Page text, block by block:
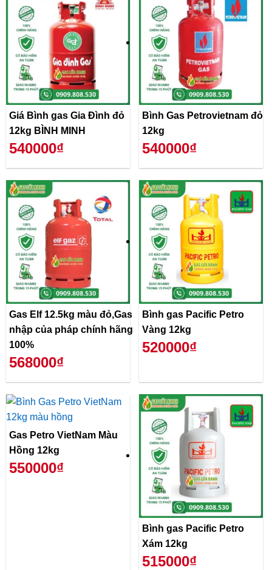
Giá Bình gas Gia Đình đỏ
12kg BÌNH MINH
540000₫
Bình Gas Petrovietnam đỏ
12kg
540000₫
Gas Elf 12.5kg màu đỏ,Gas
nhập của pháp chính hãng
100%
568000₫
Bình gas Pacific Petro
Vàng 12kg
520000₫
Gas Petro VietNam Màu
Hồng 12kg
550000₫
Bình gas Pacific Petro
Xám 12kg
515000₫